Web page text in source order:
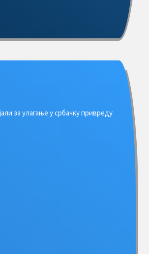
за улагање у србачку привреду